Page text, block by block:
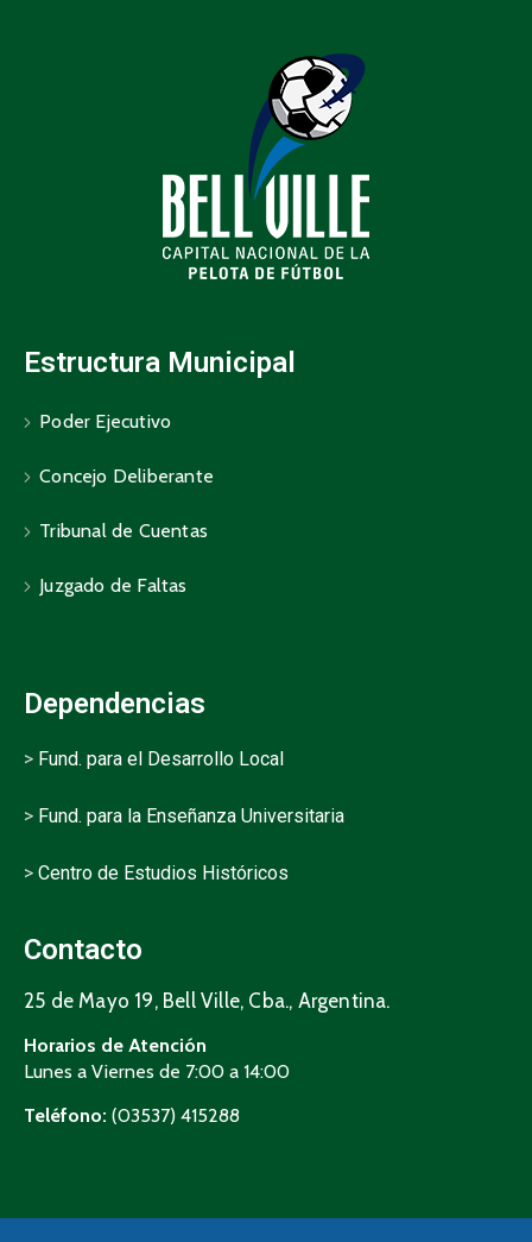
Estructura Municipal
Poder Ejecutivo
Concejo Deliberante
Tribunal de Cuentas
Juzgado de Faltas
Dependencias
> Fund. para el Desarrollo Local
> Fund. para la Enseñanza Universitaria
> Centro de Estudios Históricos
Contacto
25 de Mayo 19, Bell Ville, Cba., Argentina.
Horarios de Atención
Lunes a Viernes de 7:00 a 14:00
Teléfono: (03537) 415288